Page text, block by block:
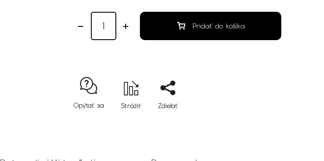
Pridať do košíka
Opýtať sa Strážiť Zdieľať